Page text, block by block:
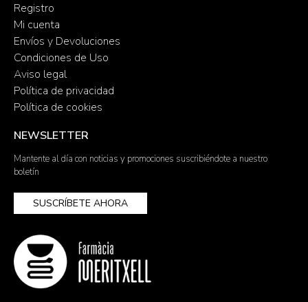
Registro
Mi cuenta
Envíos y Devoluciones
Condiciones de Uso
Aviso legal
Política de privacidad
Política de cookies
NEWSLETTER
Mantente al día con noticias y promociones suscribiéndote a nuestro
boletín
SUSCRÍBETE AHORA